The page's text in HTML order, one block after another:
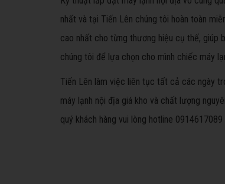
nhất và tại Tiến Lên chúng tôi hoàn toàn
cao nhất cho từng thương hiệu cụ thế, giúp
chúng tôi để lựa chọn cho mình chiếc máy
Tiến Lên làm việc liên tục tất cả các ngày
máy lạnh nội địa giá kho và chất lượng
quý khách hàng vui lòng hotline